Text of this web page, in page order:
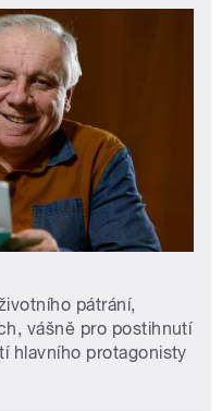
pátrání,
vášně pro postihnutí
hlavního protagonisty